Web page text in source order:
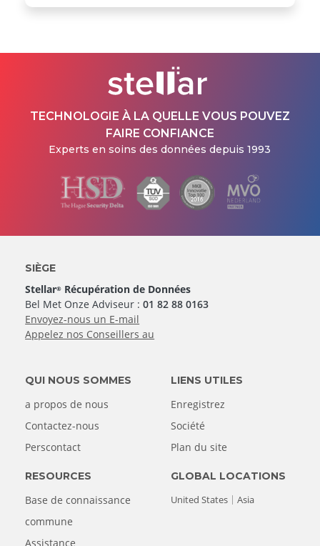
TECHNOLOGIE À LA QUELLE VOUS POUVEZ
FAIRE CONFIANCE
Experts en soins des données depuis 1993
SIÈGE
Stellar® Récupération de Données
Bel Met Onze Adviseur :01 82 88 0163
Envoyez-nous un E-mail
Appelez nos Conseillers au
QUI NOUS SOMMES
a propos de nous
Contactez-nous
Perscontact
LIENS UTILES
Enregistrez
Société
Plan du site
RESOURCES
Base de connaissance
commune
Assistance
GLOBAL LOCATIONS
United States
Asia